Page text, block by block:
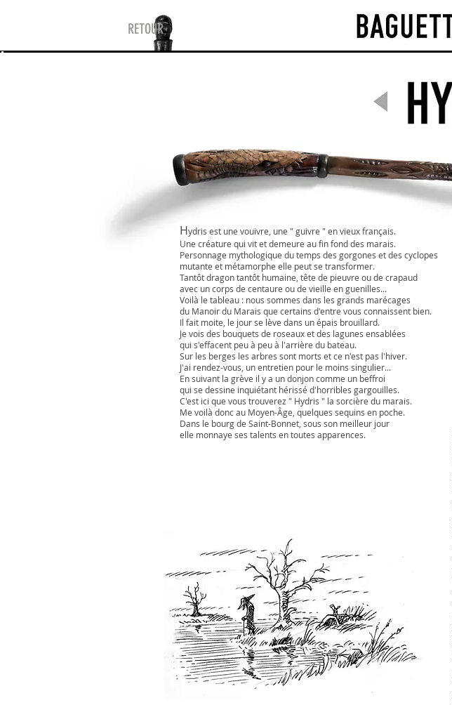
RETOUR
Hydris est une vouivre, une " guivre " en vieux français.
Une créature qui vit et demeure au fin fond des marais.
Personnage mythologique du temps des gorgones et des cyclopes
mutante et métamorphe elle peut se transformer.
Tantôt dragon tantôt humaine, tête de pieuvre ou de crapaud
avec un corps de centaure ou de vieille en guenilles...
Voilà le tableau : nous sommes dans les grands marécages
du Manoir du Marais que certains d'entre vous connaissent bien.
Il fait moite, le jour se lève dans un épais brouillard.
Je vois des bouquets de roseaux et des lagunes ensablées
qui s'effacent peu à peu à l'arrière du bateau.
Sur les berges les arbres sont morts et ce n'est pas l'hiver.
J'ai rendez-vous, un entretien pour le moins singulier...
En suivant la grève il y a un donjon comme un beffroi
qui se dessine inquiétant hérissé d'horribles gargouilles.
C'est ici que vous trouverez " Hydris " la sorcière du marais.
Me voilà donc au Moyen-Âge, quelques sequins en poche.
Dans le bourg de Saint-Bonnet, sous son meilleur jour
elle monnaye ses talents en toutes apparences.